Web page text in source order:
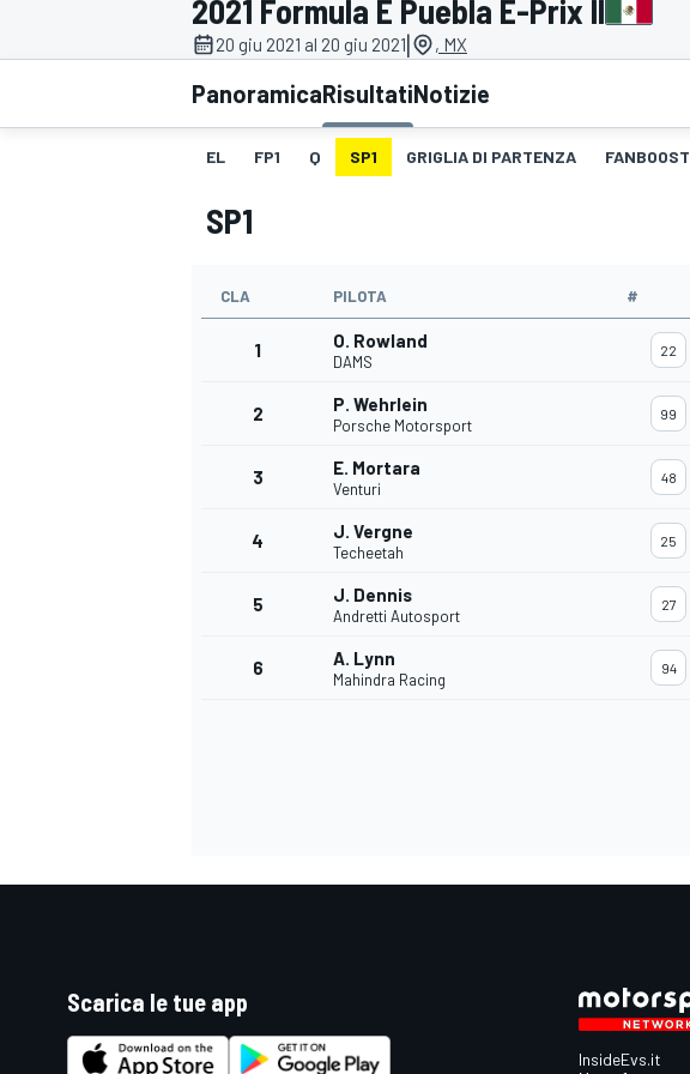
MOTOGP WEC
WRC
MONOPOSTO
2021 Formula E Puebla E-Prix II
20 giu 2021 al 20 giu 2021| , MX
PanoramicaRisultatiNotizie
EL FP1 Q SP1 GRIGLIA DI PARTENZA FANBOOST
SP1
CLA PILOTA #
1 O. Rowland
DAMS
22
2 P. Wehrlein
Porsche Motorsport
99
3 E. Mortara
Venturi
48
4 J. Vergne
Techeetah
25
5 J. Dennis
Andretti Autosport
27
6 A. Lynn
Mahindra Racing
94
Scarica le tue app
InsideEvs.it